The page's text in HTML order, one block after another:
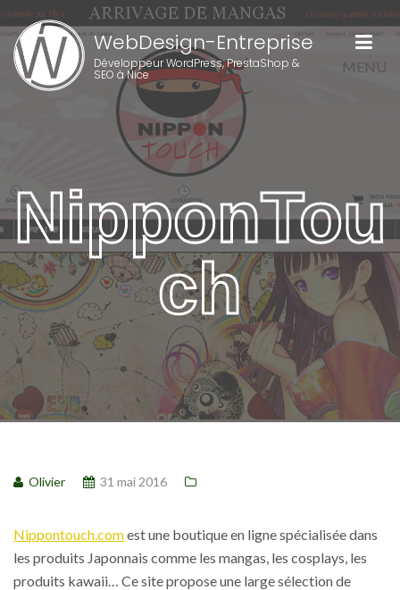
WebDesign-Entreprise
Développeur WordPress, PrestaShop &
SEO à Nice MENU
NipponTou
ch
Olivier 31 mai 2016
Nippontouch.comest une boutique en ligne spécialisée dans
les produits Japonnais comme les mangas, les cosplays, les
produits kawaii… Ce site propose une large sélection de